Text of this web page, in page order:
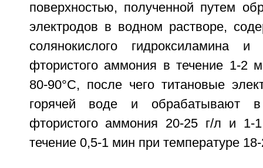
поверхностью, полученной путем
электродов в водном растворе,
солянокислого гидроксиламина
фтористого аммония в течение 1-2
80-90°C, после чего титановые
горячей воде и обрабатывают
фтористого аммония 20-25 г/л и 1-
течение 0,5-1 мин при температуре